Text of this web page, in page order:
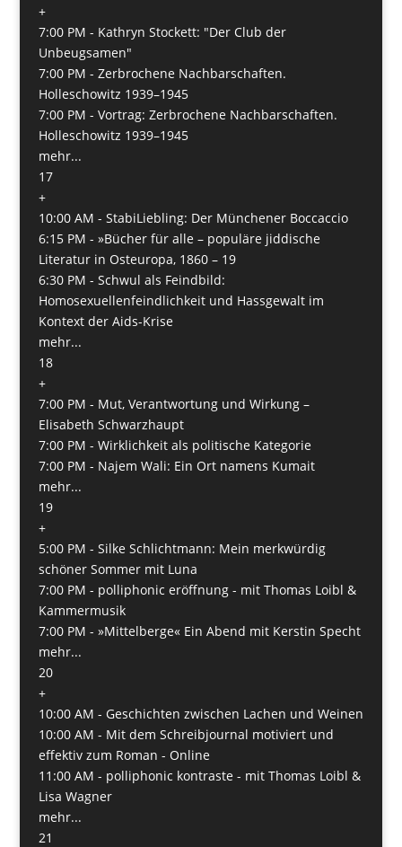
+
7:00 PM - Kathryn Stockett: "Der Club der
Unbeugsamen"
7:00 PM - Zerbrochene Nachbarschaften.
Holleschowitz 1939–1945
7:00 PM - Vortrag: Zerbrochene Nachbarschaften.
Holleschowitz 1939–1945
mehr...
17
+
10:00 AM - StabiLiebling: Der Münchener Boccaccio
6:15 PM - »Bücher für alle – populäre jiddische
Literatur in Osteuropa, 1860 – 19
6:30 PM - Schwul als Feindbild:
Homosexuellenfeindlichkeit und Hassgewalt im
Kontext der Aids-Krise
mehr...
18
+
7:00 PM - Mut, Verantwortung und Wirkung –
Elisabeth Schwarzhaupt
7:00 PM - Wirklichkeit als politische Kategorie
7:00 PM - Najem Wali: Ein Ort namens Kumait
mehr...
19
+
5:00 PM - Silke Schlichtmann: Mein merkwürdig
schöner Sommer mit Luna
7:00 PM - polliphonic eröffnung - mit Thomas Loibl &
Kammermusik
7:00 PM - »Mittelberge« Ein Abend mit Kerstin Specht
mehr...
20
+
10:00 AM - Geschichten zwischen Lachen und Weinen
10:00 AM - Mit dem Schreibjournal motiviert und
effektiv zum Roman - Online
11:00 AM - polliphonic kontraste - mit Thomas Loibl &
Lisa Wagner
mehr...
21